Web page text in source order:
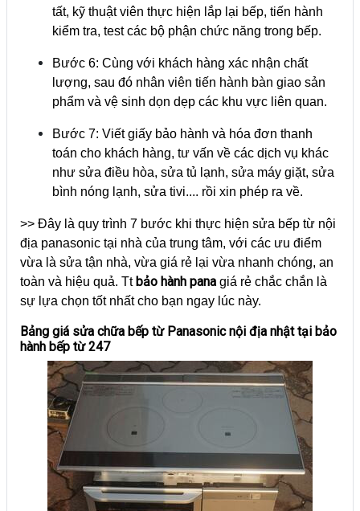
tất, kỹ thuật viên thực hiện lắp lại bếp, tiến hành
kiểm tra, test các bộ phận chức năng trong bếp.
Bước 6: Cùng với khách hàng xác nhận chất
lượng, sau đó nhân viên tiến hành bàn giao sản
phẩm và vệ sinh dọn dẹp các khu vực liên quan.
Bước 7: Viết giấy bảo hành và hóa đơn thanh
toán cho khách hàng, tư vấn về các dịch vụ khác
như sửa điều hòa, sửa tủ lạnh, sửa máy giặt, sửa
bình nóng lạnh, sửa tivi.... rồi xin phép ra về.
>> Đây là quy trình 7 bước khi thực hiện sửa bếp từ nội
địa panasonic tại nhà của trung tâm, với các ưu điểm
vừa là sửa tận nhà, vừa giá rẻ lại vừa nhanh chóng, an
toàn và hiệu quả. Ttbảo hành pana giá rẻ chắc chắn là
sự lựa chọn tốt nhất cho bạn ngay lúc này.
Bảng giá sửa chữa bếp từ Panasonic nội địa nhật tại bảo
hành bếp từ 247